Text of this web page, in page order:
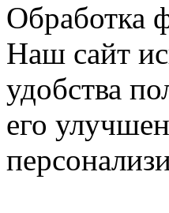
Обработка
Наш сайт
удобства
его